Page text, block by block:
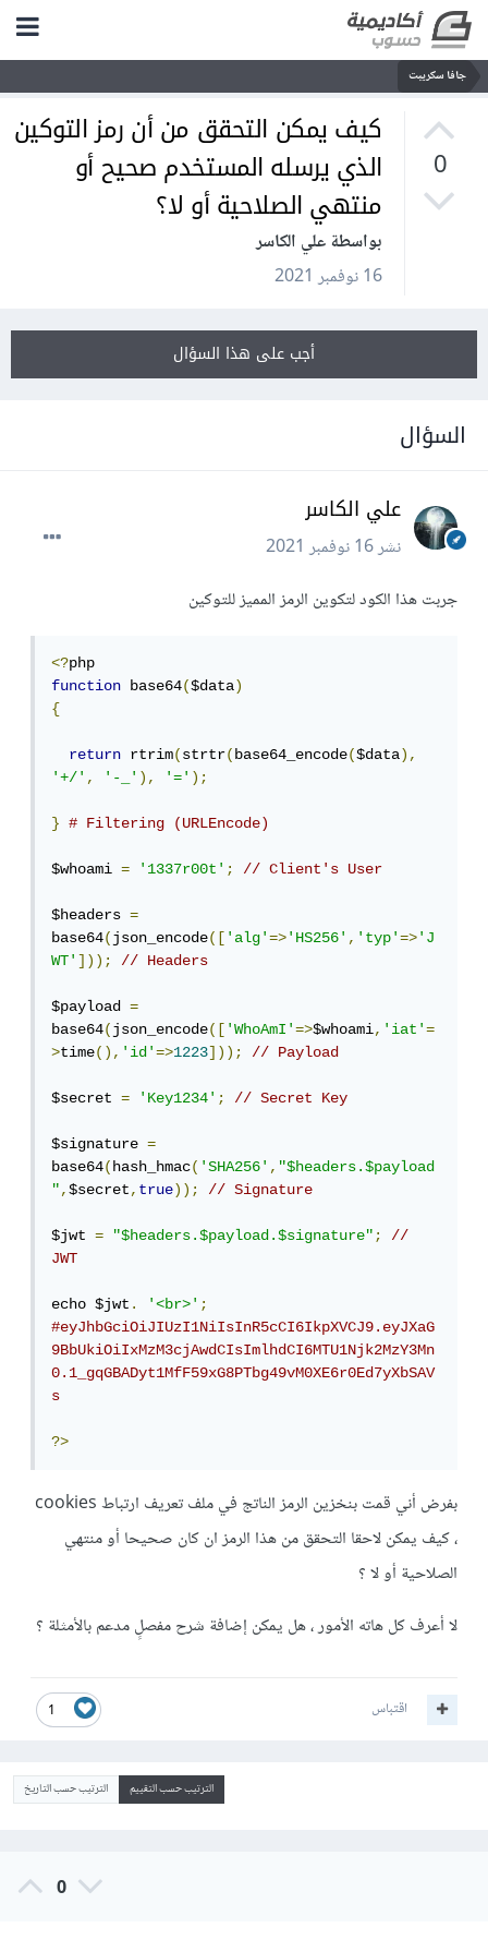
جافا سكريبت
0
كيف يمكن التحقق من أن رمز التوكين
الذي يرسله المستخدم صحيح أو
منتهي الصلاحية أو لا؟
بواسطة علي الكاسر
16 نوفمبر 2021
أجب على هذا السؤال
السؤال
علي الكاسر
نشر16 نوفمبر 2021
جربت هذا الكود لتكوين الرمز المميز للتوكين
<?
function base64($data)
{
return rtrim(strtr(base64_encode($data),
'+/', '-_'), '=');
} # Filtering (URLEncode)
$whoami = '1337r00t'; // Client's User
$headers =
base64(json_encode(['alg'=>'HS256','typ'=>'J
WT'])); // Headers
$payload =
base64(json_encode(['WhoAmI'=>$whoami,'iat'=
>time(),'id'=>1223])); // Payload
$secret = 'Key1234'; // Secret Key
$signature =
base64(hash_hmac('SHA256',"$headers.$payload
",$secret,true)); // Signature
$jwt = "$headers.$payload.$signature";
//
JWT
echo $jwt. '<br>';
#eyJhbGciOiJIUzI1NiIsInR5cCI6IkpXVCJ9.eyJXaG
9BbUkiOiIxMzM3cjAwdCIsImlhdCI6MTU1Njk2MzY3Mn
0.1_gqGBADyt1MfF59xG8PTbg49vM0XE6r0Ed7yXbSAV
s
?>
بفرض أني قمت بنخزين الرمز الناتج في ملف تعريف ارتباط cookies
، كيف يمكن لاحقا التحقق من هذا الرمز ان كان صحيحا أو منتهي
الصلاحية أو لا ؟
لا أعرف كل هاته الأمور ، هل يمكن إضافة شرح مفصلٍ مدعم بالأمثلة ؟
1 اقتباس
الترتيب حسب التقييم الترتيب حسب التاريخ
0